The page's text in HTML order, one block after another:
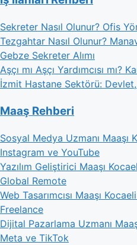
Sekreter Nasıl Olunur? Ofis
Tezgahtar Nasıl Olunur?
Gebze Sekreter Alımı
Aşçı mı Aşçı Yardımcısı mı?
İzmit Hastane Sektörü:
Maaş Rehberi
Sosyal Medya Uzmanı Maaşı
Instagram ve YouTube
Yazılım Geliştirici Maaşı
Global Remote
Web Tasarımcısı Maaşı
Freelance
Dijital Pazarlama Uzmanı
Meta ve TikTok